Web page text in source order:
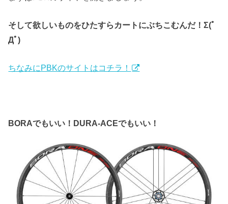
そして欲しいものをひたすらカートにぶちこむんだ！Σ(ﾟ
Дﾟ)
ちなみにPBKのサイトはコチラ！
BORAでもいい！DURA-ACEでもいい！